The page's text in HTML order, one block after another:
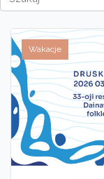
Wakacje